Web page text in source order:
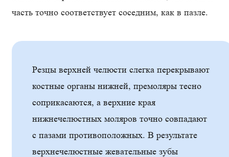
часть точно соответствует соседним, как в пазле.
Резцы верхней челюсти слегка перекрывают
костные органы нижней, премоляры тесно
соприкасаются, а верхние края
нижнечелюстных моляров точно совпадают
с пазами противоположных. В результате
верхнечелюстные жевательные зубы